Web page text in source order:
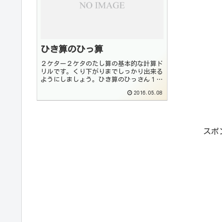
ひき算のひっ算
２ケター２ケタのたし算の基本的な計算ド
リルです。くり下がりまでしっかり出来る
ようにしましょう。ひき算のひっさん１
2016.05.08
スポ